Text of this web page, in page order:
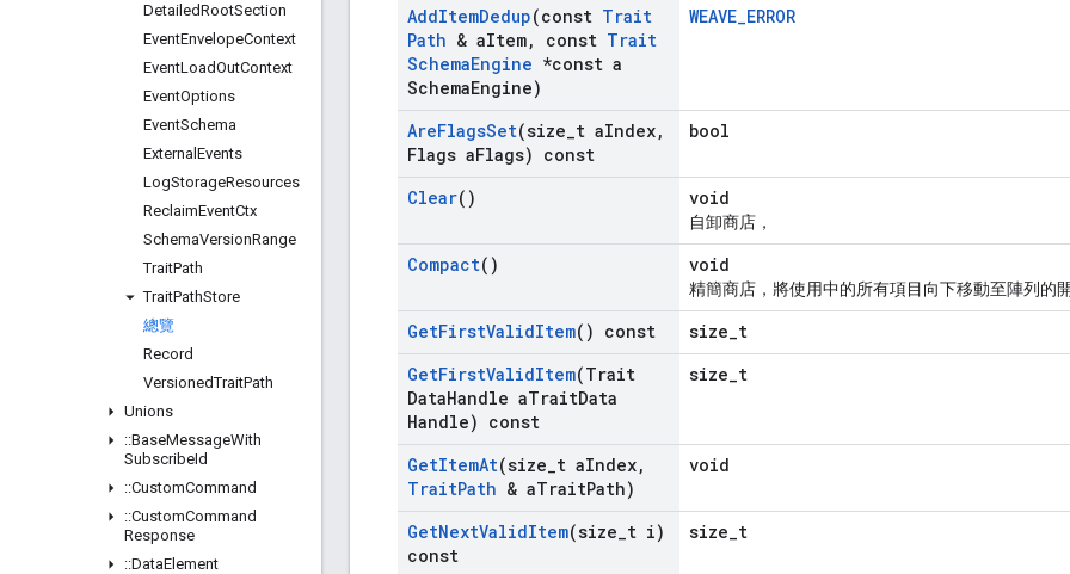
DetailedRootSection
EventEnvelopeContext
EventLoadOutContext
EventOptions
EventSchema
External Events
LogStorageResources
ReclaimEventCtx
SchemaVersionRange
TraitPath
TraitPathStore
總覽
Record
VersionedTraitPath
Unions
::BaseMessageWith
SubscribeId
::CustomCommand
::CustomCommand
Response
::DataElement
AddItemDedup(const Trait
Path & aItem, const Trait
SchemaEngine *const a
SchemaEngine)
WEAVE_ERROR
AreFlagsSet(size t aIndex,
Flags aFlags) const
bool
Clear() void
自卸商店，
Compact() void
精簡商店，將使用中的所有項目向下移動至陣列的開
GetFirstValidItem() const
size_t
GetFirstValidItem(Trait
DataHandle aTraitData
Handle) const
size_t
GetItemAt(size t aIndex,
TraitPath & aTraitPath)
void
GetNextValidItem(size t i)
const
size_t